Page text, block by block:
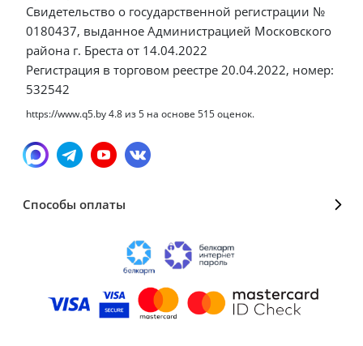
Свидетельство о государственной регистрации №
0180437, выданное Администрацией Московского
района г. Бреста от 14.04.2022
Регистрация в торговом реестре 20.04.2022, номер:
532542
https://www.q5.by4.8 из5 на основе 515оценок.
Способы оплаты